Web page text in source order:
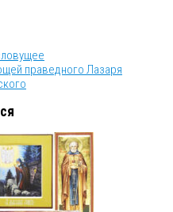
праведного Лазаря